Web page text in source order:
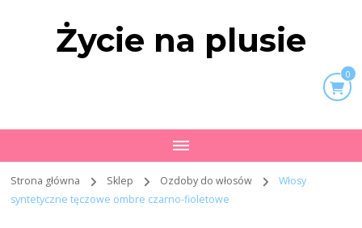
Życie na plusie
0
Strona główna Sklep Ozdoby do włosów
Włosy
syntetyczne tęczowe ombre czarno-fioletowe